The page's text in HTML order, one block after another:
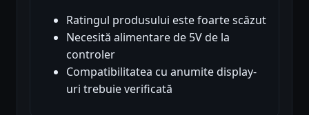
Ratingul produsului este foarte scăzut
Necesită alimentare de 5V de la
controler
Compatibilitatea cu anumite display-
uri trebuie verificată